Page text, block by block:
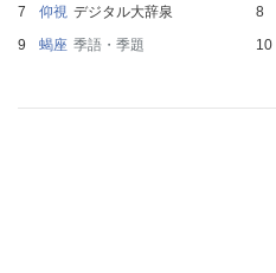
仰視 デジタル大辞泉
蝎座 季語・季題